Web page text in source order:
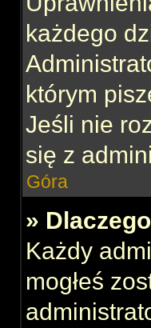
każdego
którym
Jeśli nie
się z
Góra
»
Każdy
mogłeś